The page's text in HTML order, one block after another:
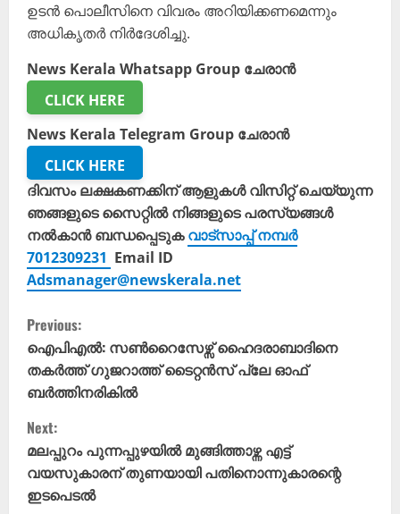
ഉടന്‍ പൊലീസിനെ വിവരം അറിയിക്കണമെന്നും
അധികൃതര്‍ നിര്‍ദേശിച്ചു.
News Kerala Whatsapp Group ചേരാൻ
CLICK HERE
News Kerala Telegram Group ചേരാൻ
CLICK HERE
ദിവസം ലക്ഷകണക്കിന് ആളുകൾ വിസിറ്റ് ചെയ്യുന്ന
ഞങ്ങളുടെ സൈറ്റിൽ നിങ്ങളുടെ പരസ്യങ്ങൾ
നൽകാൻ ബന്ധപ്പെടുകവാട്സാപ്പ് നമ്പർ
7012309231 Email ID
Adsmanager@newskerala.net
C
o
n
t
i
n
Previous:
ഐപിഎല്‍: സണ്‍റൈസേഴ്സ് ഹൈദരാബാദിനെ
തകര്‍ത്ത് ഗുജറാത്ത് ടൈറ്റന്‍സ് പ്ലേ ഓഫ്
ബര്‍ത്തിനരികില്‍
Next:
മലപ്പുറം പുന്നപ്പുഴയിൽ മുങ്ങിത്താഴ്ന്ന എട്ട്
വയസുകാരന് തുണയായി പതിനൊന്നുകാരന്റെ
ഇടപെടൽ